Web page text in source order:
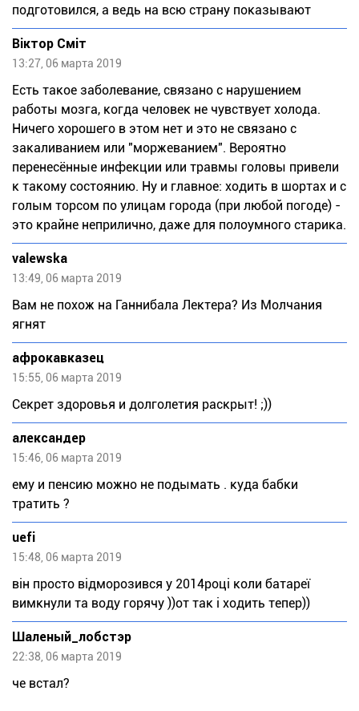
подготовился, а ведь на всю страну показывают
Віктор Сміт
13:27, 06 марта 2019
Есть такое заболевание, связано с нарушением
работы мозга, когда человек не чувствует холода.
Ничего хорошего в этом нет и это не связано с
закаливанием или "моржеванием". Вероятно
перенесённые инфекции или травмы головы привели
к такому состоянию. Ну и главное: ходить в шортах и с
голым торсом по улицам города (при любой погоде) -
это крайне неприлично, даже для полоумного старика.
valewska
13:49, 06 марта 2019
Вам не похож на Ганнибала Лектера? Из Молчания
ягнят
афрокавказец
15:55, 06 марта 2019
Секрет здоровья и долголетия раскрыт! ;))
александер
15:46, 06 марта 2019
ему и пенсию можно не подымать . куда бабки
тратить ?
uefi
15:48, 06 марта 2019
він просто відморозився у 2014році коли батареї
вимкнули та воду горячу ))от так і ходить тепер))
Шаленый_лобстэр
22:38, 06 марта 2019
че встал?